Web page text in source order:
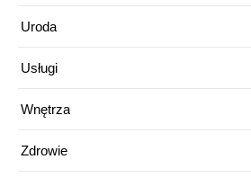
Uroda
Usługi
Wnętrza
Zdrowie